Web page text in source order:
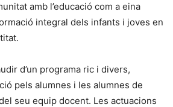
amb l’educació com a eina
integral dels infants i joves en
d’un programa ric i divers,
pels alumnes i les alumnes de
seu equip docent. Les actuacions